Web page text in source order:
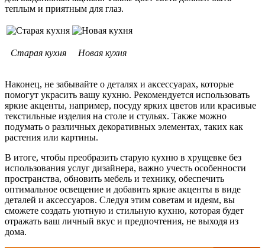
теплым и приятным для глаз.
Старая кухня Новая кухня
Наконец, не забывайте о деталях и аксессуарах, которые
помогут украсить вашу кухню. Рекомендуется использовать
яркие акценты, например, посуду ярких цветов или красивые
текстильные изделия на столе и стульях. Также можно
подумать о различных декоративных элементах, таких как
растения или картины.
В итоге, чтобы преобразить старую кухню в хрущевке без
использования услуг дизайнера, важно учесть особенности
пространства, обновить мебель и технику, обеспечить
оптимальное освещение и добавить яркие акценты в виде
деталей и аксессуаров. Следуя этим советам и идеям, вы
сможете создать уютную и стильную кухню, которая будет
отражать ваш личный вкус и предпочтения, не выходя из
дома.